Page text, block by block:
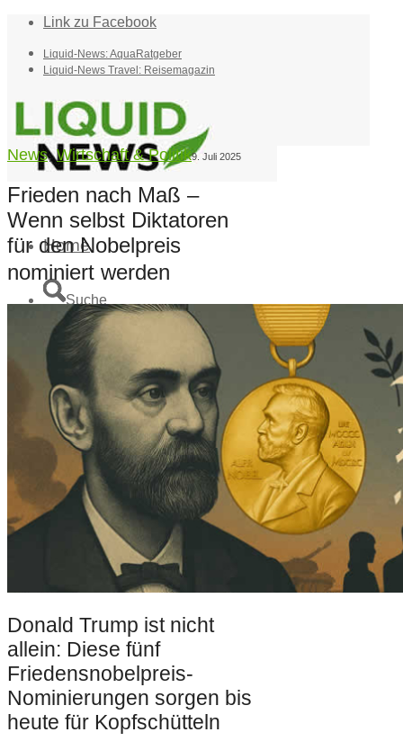
Link zu Facebook
Liquid-News: AquaRatgeber
Liquid-News Travel: Reisemagazin
Home
Suche
Menü
News,Wirtschaft & Politik9. Juli 2025
Frieden nach Maß –
Wenn selbst Diktatoren
für den Nobelpreis
nominiert werden
Donald Trump ist nicht
allein: Diese fünf
Friedensnobelpreis-
Nominierungen sorgen bis
heute für Kopfschütteln